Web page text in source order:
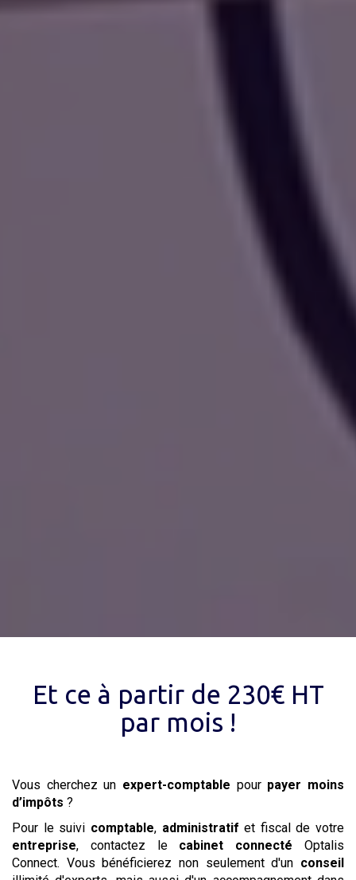
Et ce à partir de 230€ HT
par mois !
Vous cherchez un expert-comptable pour payer moins
d’impôts ?
Pour le suivi comptable, administratif et fiscal de votre
entreprise, contactez le cabinet connecté Optalis
Connect. Vous bénéficierez non seulement d'un conseil